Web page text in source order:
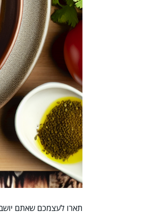
תארו לעצמכם שאתם